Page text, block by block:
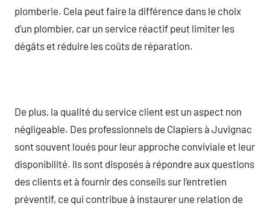
plomberie. Cela peut faire la différence dans le choix
d’un plombier, car un service réactif peut limiter les
dégâts et réduire les coûts de réparation.
De plus, la qualité du service client est un aspect non
négligeable. Des professionnels de Clapiers à Juvignac
sont souvent loués pour leur approche conviviale et leur
disponibilité. Ils sont disposés à répondre aux questions
des clients et à fournir des conseils sur l’entretien
préventif, ce qui contribue à instaurer une relation de